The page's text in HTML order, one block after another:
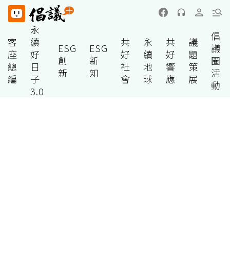
客
座
總
編
永
續
好
日
子
3.0
ESG
創
新
ESG
新
知
共
好
社
會
永
續
地
球
共
好
響
應
議
題
策
展
倡
議
圈
活
動